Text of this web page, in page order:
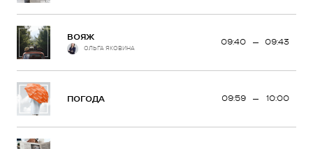
ВОЯЖ
ОЛЬГА ЯКОВИНА
09:40 09:43
ПОГОДА 09:59 10:00